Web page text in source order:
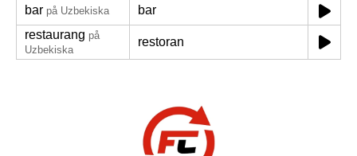
bar på Uzbekiska
bar
restaurang på
Uzbekiska
restoran